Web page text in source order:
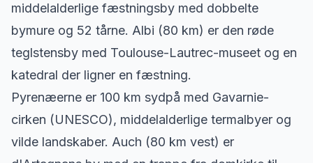
middelalderlige fæstningsby med dobbelte
bymure og 52 tårne. Albi (80 km) er den røde
teglstensby med Toulouse-Lautrec-museet og en
katedral der ligner en fæstning.
Pyrenæerne er 100 km sydpå med Gavarnie-
cirken (UNESCO), middelalderlige termalbyer og
vilde landskaber. Auch (80 km vest) er